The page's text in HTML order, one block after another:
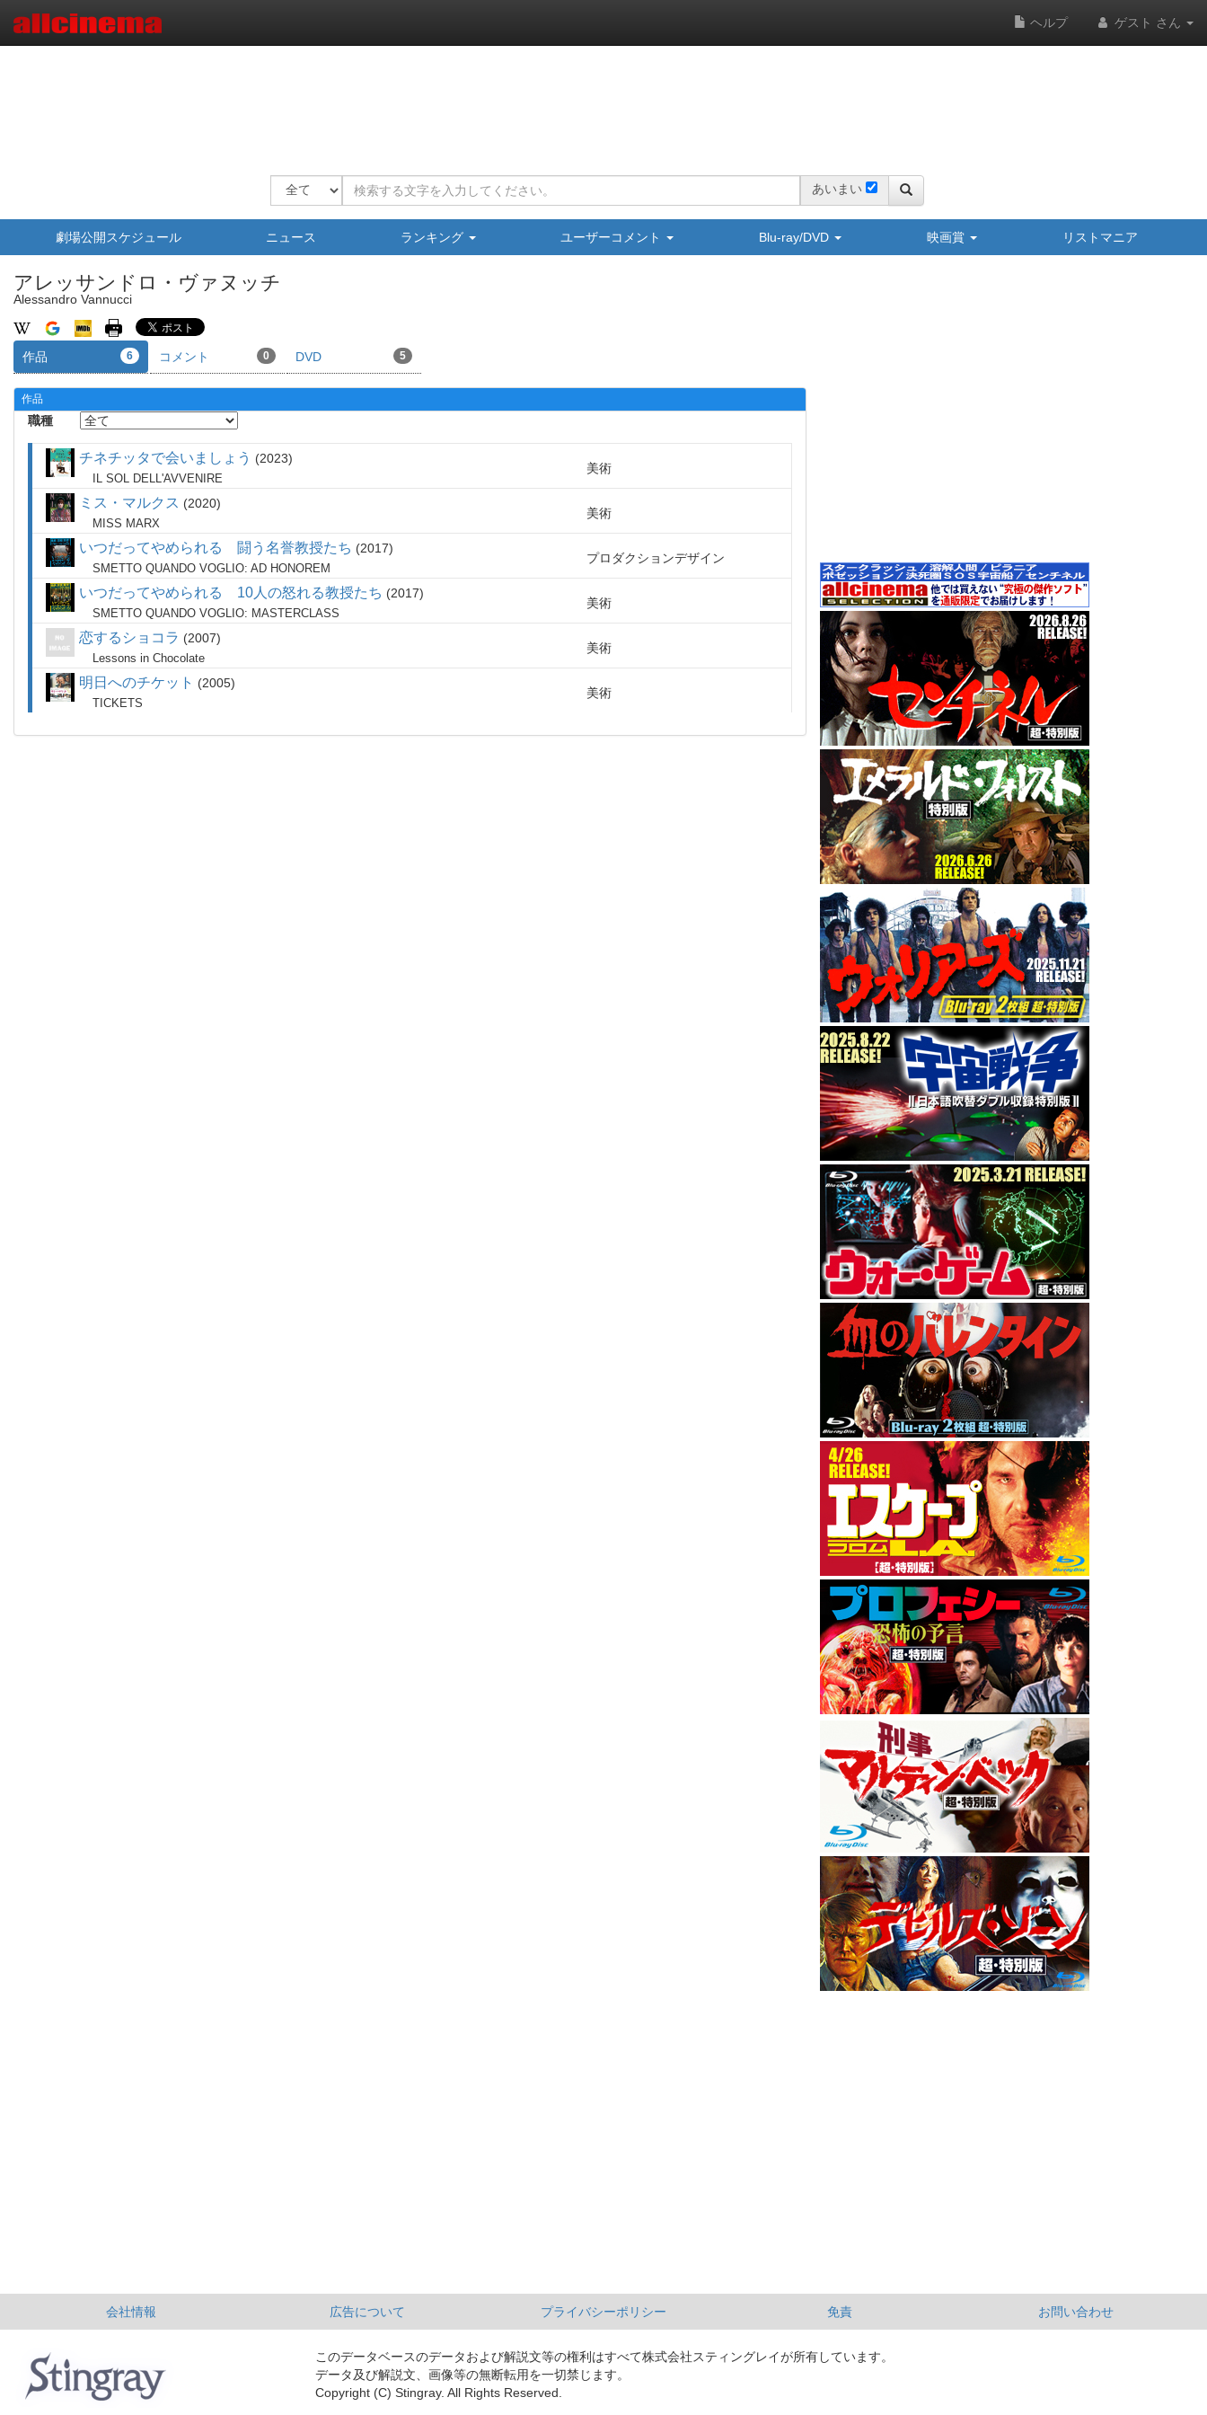
ヘルプ ゲスト さん
あいまい
劇場公開スケジュール ニュース ランキング ユーザーコメント Blu-ray/DVD 映画賞 リストマニア
アレッサンドロ・ヴァヌッチ
Alessandro Vannucci
作品 6 コメント 0 DVD 5
作品
職種
チネチッタで会いましょう 2023
IL SOL DELL'AVVENIRE
美術
ミス・マルクス 2020
MISS MARX
美術
いつだってやめられる 闘う名誉教授たち 2017
SMETTO QUANDO VOGLIO: AD HONOREM
プロダクションデザイン
いつだってやめられる 10人の怒れる教授たち 2017
SMETTO QUANDO VOGLIO: MASTERCLASS
美術
恋するショコラ 2007
Lessons in Chocolate
美術
明日へのチケット 2005
TICKETS
美術
会社情報 広告について プライバシーポリシー 免責 お問い合わせ
このデータベースのデータおよび解説文等の権利はすべて株式会社スティングレイが所有しています。
データ及び解説文、画像等の無断転用を一切禁じます。
Copyright (C) Stingray. All Rights Reserved.